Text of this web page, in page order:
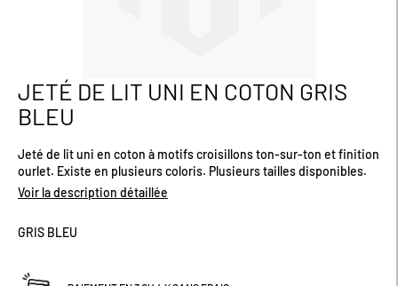
Passer
au
début
la
Galerie
d’images
JETÉ DE LIT UNI EN COTON GRIS
BLEU
Jeté de lit uni en coton à motifs croisillons ton-sur-ton et finition
ourlet. Existe en plusieurs coloris. Plusieurs tailles disponibles.
Voir la description détaillée
GRIS BLEU